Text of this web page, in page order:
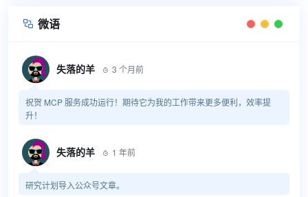
 微语
失落的羊  3 个月前
祝贺 MCP 服务成功运行！期待它为我的工作带来更多便利，效率提
升！
失落的羊  1 年前
研究计划导入公众号文章。